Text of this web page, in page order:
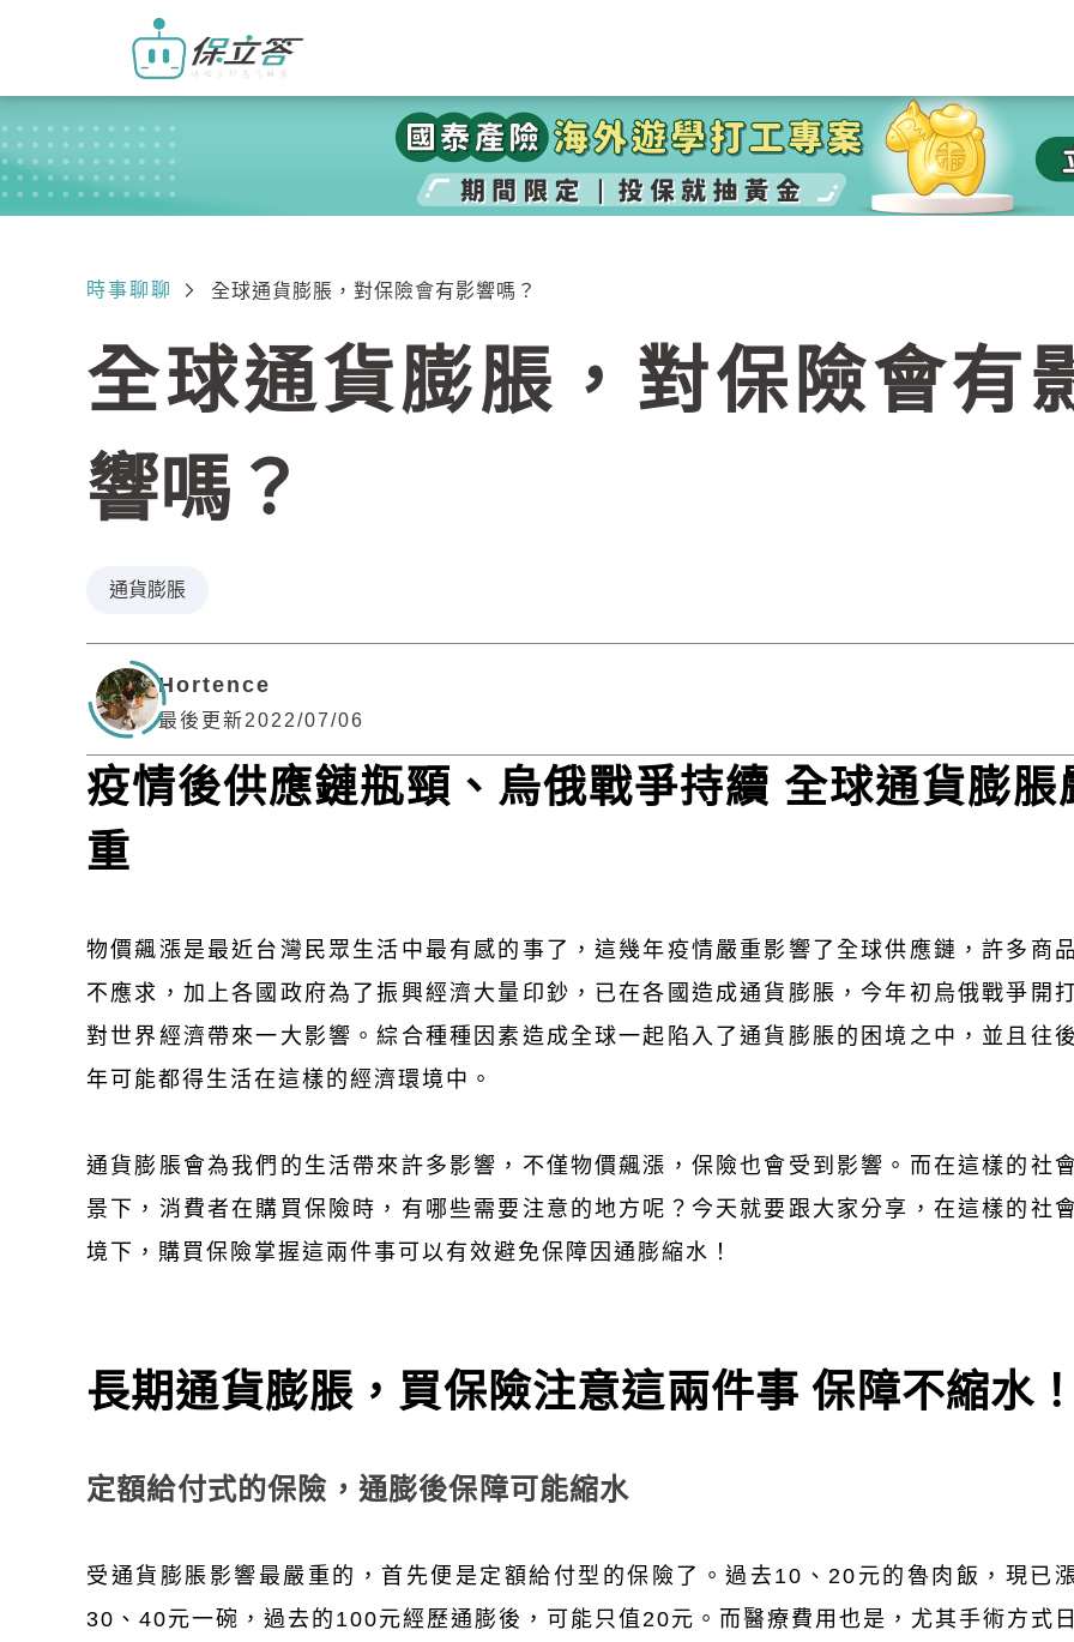
時事聊聊 全球通貨膨脹，對保險會有影響嗎？
全球通貨膨脹，對保險會有
響嗎？
通貨膨脹
Hortence
最後更新2022/07/06
疫情後供應鏈瓶頸、烏俄戰爭持續 全球通貨膨脹
重
物價飆漲是最近台灣民眾生活中最有感的事了，這幾年疫情嚴重影響了全球供應鏈，許多商
不應求，加上各國政府為了振興經濟大量印鈔，已在各國造成通貨膨脹，今年初烏俄戰爭開
對世界經濟帶來一大影響。綜合種種因素造成全球一起陷入了通貨膨脹的困境之中，並且往
年可能都得生活在這樣的經濟環境中。
通貨膨脹會為我們的生活帶來許多影響，不僅物價飆漲，保險也會受到影響。而在這樣的社
景下，消費者在購買保險時，有哪些需要注意的地方呢？今天就要跟大家分享，在這樣的社
境下，購買保險掌握這兩件事可以有效避免保障因通膨縮水！
長期通貨膨脹，買保險注意這兩件事 保障不縮水！
定額給付式的保險，通膨後保障可能縮水​​
受通貨膨脹影響最嚴重的，首先便是定額給付型的保險了。過去10、20元的魯肉飯，現已
30、40元一碗，過去的100元經歷通膨後，可能只值20元。而醫療費用也是，尤其手術方式